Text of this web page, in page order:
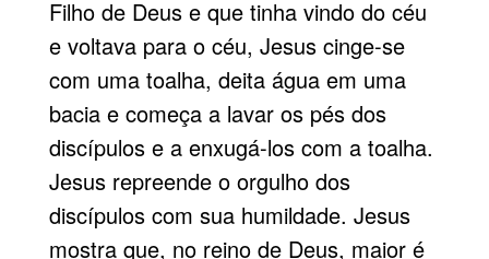
Filho de Deus e que tinha vindo do céu
e voltava para o céu, Jesus cinge-se
com uma toalha, deita água em uma
bacia e começa a lavar os pés dos
discípulos e a enxugá-los com a toalha.
Jesus repreende o orgulho dos
discípulos com sua humildade. Jesus
mostra que, no reino de Deus, maior é